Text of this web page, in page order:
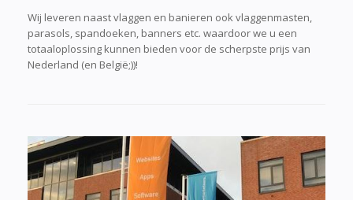
Wij leveren naast vlaggen en banieren ook vlaggenmasten,
parasols, spandoeken, banners etc. waardoor we u een
totaaloplossing kunnen bieden voor de scherpste prijs van
Nederland (en België;))!